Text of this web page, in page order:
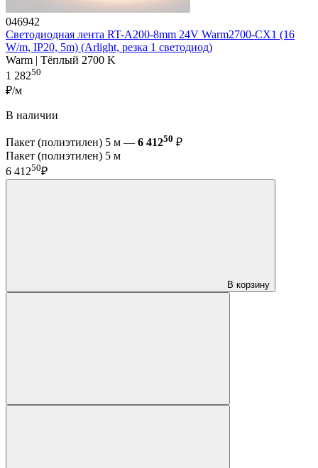
046942
Светодиодная лента RT-A200-8mm 24V Warm2700-CX1 (16
W/m, IP20, 5m) (Arlight, резка 1 светодиод)
Warm | Тёплый 2700 K
1 28250
₽/м
В наличии
Пакет (полиэтилен) 5 м — 6 41250 ₽
Пакет (полиэтилен) 5 м
6 41250₽
В корзину